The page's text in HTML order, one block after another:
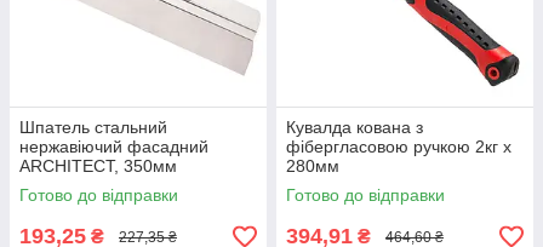
Шпатель стальний
нержавіючий фасадний
ARCHITECT, 350мм
Готово до відправки
193,25 ₴ 227,35 ₴
Кувалда кована з
фібергласовою ручкою 2кг х
280мм
Готово до відправки
394,91 ₴ 464,60 ₴